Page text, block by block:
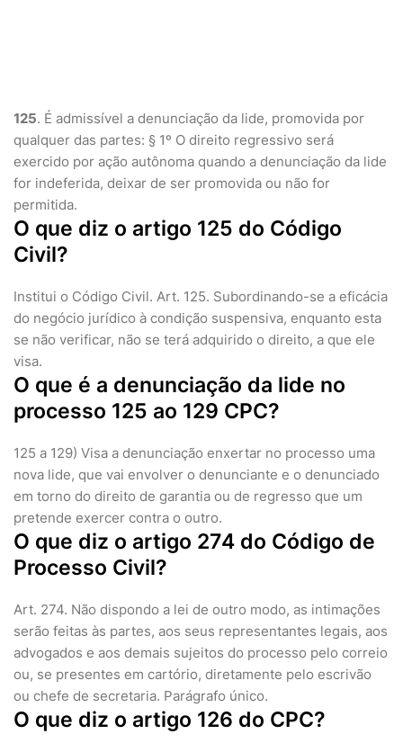
125. É admissível a denunciação da lide, promovida por
qualquer das partes: § 1º O direito regressivo será
exercido por ação autônoma quando a denunciação da lide
for indeferida, deixar de ser promovida ou não for
permitida.
O que diz o artigo 125 do Código
Civil?
Institui o Código Civil. Art. 125. Subordinando-se a eficácia
do negócio jurídico à condição suspensiva, enquanto esta
se não verificar, não se terá adquirido o direito, a que ele
visa.
O que é a denunciação da lide no
processo 125 ao 129 CPC?
125 a 129) Visa a denunciação enxertar no processo uma
nova lide, que vai envolver o denunciante e o denunciado
em torno do direito de garantia ou de regresso que um
pretende exercer contra o outro.
O que diz o artigo 274 do Código de
Processo Civil?
Art. 274. Não dispondo a lei de outro modo, as intimações
serão feitas às partes, aos seus representantes legais, aos
advogados e aos demais sujeitos do processo pelo correio
ou, se presentes em cartório, diretamente pelo escrivão
ou chefe de secretaria. Parágrafo único.
O que diz o artigo 126 do CPC?